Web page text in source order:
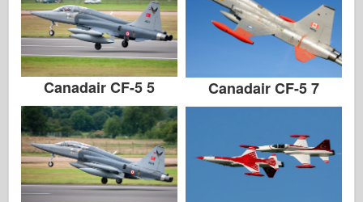
Alba-Fotky
Procházka kolem
Knihy
Dvd
Kontakt
le Deník
Canadair CF-5 5 Canadair CF-5 7